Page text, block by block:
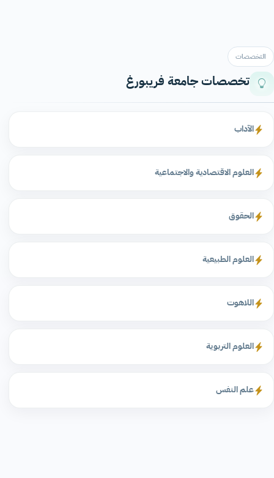
التخصصات
تخصصات جامعة فريبورغ
الآداب
العلوم الاقتصادية والاجتماعية
الحقوق
العلوم الطبيعية
اللاهوت
العلوم التربوية
علم النفس